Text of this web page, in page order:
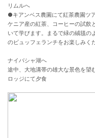
リムルへ
●キアンベス農園にて紅茶農園ツ
ケニア産の紅茶、コーヒーの試飲
いて学びます。まるで緑の絨毯の
のビュッフェランチをお楽しみく
ナイバシャ湖へ
途中、大地溝帯の雄大な景色を望
ロッジにて夕食